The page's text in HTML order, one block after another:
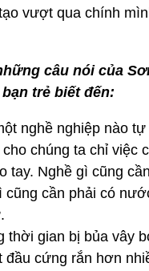
vượt qua chính
câu nói của
trẻ biết đến:
nghề nghiệp nào
chúng ta chỉ việc
tay. Nghề gì cũng
cũng cần phải có
thời gian bị bủa vây
đầu cứng rắn hơn